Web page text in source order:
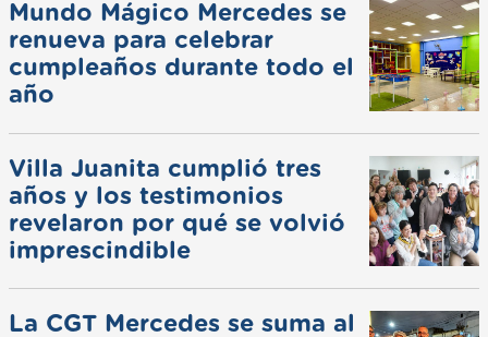
Mundo Mágico Mercedes se
renueva para celebrar
cumpleaños durante todo el
año
Villa Juanita cumplió tres
años y los testimonios
revelaron por qué se volvió
imprescindible
La CGT Mercedes se suma al